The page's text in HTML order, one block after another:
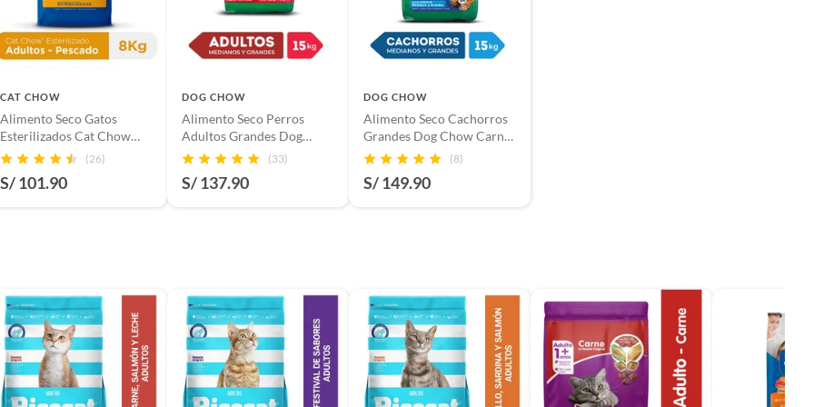
tamaños
y saludable
productos para asfalto.
tecnología, línea blanca, colchones, muebles, bicicletas y
CAT CHOW
Alimento Seco Gatos
Esterilizados Cat Chow
Bolsa 8 Kg
(26)
S/ 101.90
DOG CHOW
Alimento Seco Perros
Adultos Grandes Dog
Chow Carne Pollo Bolsa
(33)
S/ 137.90
DOG CHOW
Alimento Seco Cachorros
Grandes Dog Chow Carne
Pollo Bolsa 15 Kg
(8)
S/ 149.90